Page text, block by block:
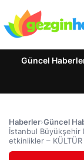
Güncel
Haberler›Güncel
İstanbul
etkinlikler – KÜLTÜR